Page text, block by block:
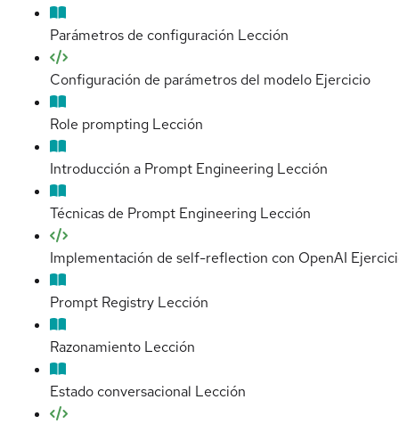
Parámetros de configuración Lección
Configuración de parámetros del modelo Ejercicio
Role prompting Lección
Introducción a Prompt Engineering Lección
Técnicas de Prompt Engineering Lección
Implementación de self-reflection con OpenAI
Prompt Registry Lección
Razonamiento Lección
Estado conversacional Lección